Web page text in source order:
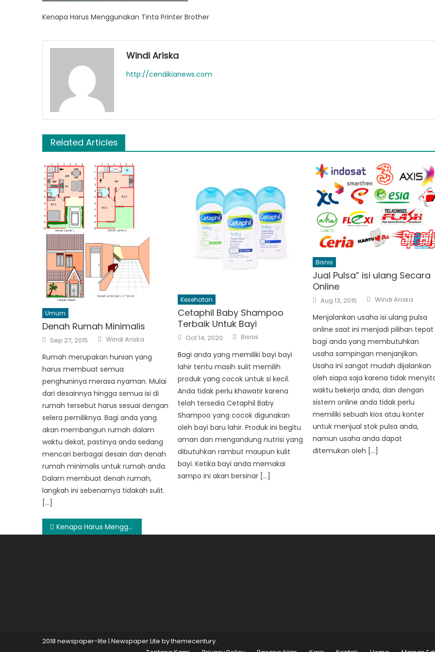
Kenapa Harus Menggunakan Tinta Printer Brother
Windi Ariska
http://cendikianews.com
Related Articles
Umum
Denah Rumah Minimalis
Posted
on
Sep 27, 2015 Author
Windi Ariska
Rumah merupakan hunian yang
harus membuat semua
penghuninya merasa nyaman. Mulai
dari desainnya hingga semua isi di
rumah tersebut harus sesuai dengan
selera pemiliknya. Bagi anda yang
akan membangun rumah dalam
waktu dekat, pastinya anda sedang
mencari berbagai desain dan denah
rumah minimalis untuk rumah anda.
Dalam membuat denah rumah,
langkah ini sebenarnya tidakah sulit.
[…]
Kesehatan
Cetaphil Baby Shampoo
Terbaik Untuk Bayi
Posted
on
Oct 14, 2020 Author
Bisnis
Bagi anda yang memiliki bayi bayi
lahir tentu masih sulit memilih
produk yang cocok untuk si kecil.
Anda tidak perlu khawatir karena
telah tersedia Cetaphil Baby
Shampoo yang cocok digunakan
oleh bayi baru lahir. Produk ini begitu
aman dan mengandung nutrisi yang
dibutuhkan rambut maupun kulit
bayi. Ketika bayi anda memakai
sampo ini akan bersinar […]
Bisnis
Jual Pulsa” isi ulang Secara
Online
Posted
on
Aug 13, 2015 Author
Windi Ariska
Menjalankan usaha isi ulang pulsa
online saat ini menjadi pilihan tepat
bagi anda yang membutuhkan
usaha sampingan menjanjikan.
Usaha ini sangat mudah dijalankan
oleh siapa saja karena tidak
waktu bekerja anda, dan dengan
sistem online anda tidak perlu
memiliki sebuah kios atau konter
untuk menjual stok pulsa anda,
namun usaha anda dapat
ditemukan oleh […]
Post
Kenapa Harus Menggunakan Tinta Printer Brother
2018 newspaper-lite | Newspaper Lite bythemecentury.